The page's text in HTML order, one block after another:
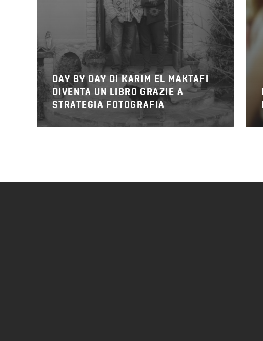
DAY BY DAY DI KARIM EL MAKTAFI
DIVENTA UN LIBRO GRAZIE A
STRATEGIA FOTOGRAFIA